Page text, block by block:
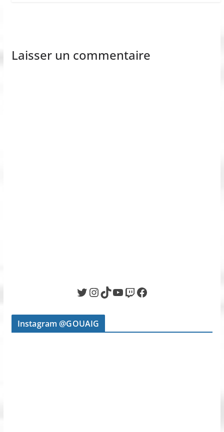
Laisser un commentaire
Twitter InstagramTikTok YouTube Twitch Facebook
Instagram @GOUAIG